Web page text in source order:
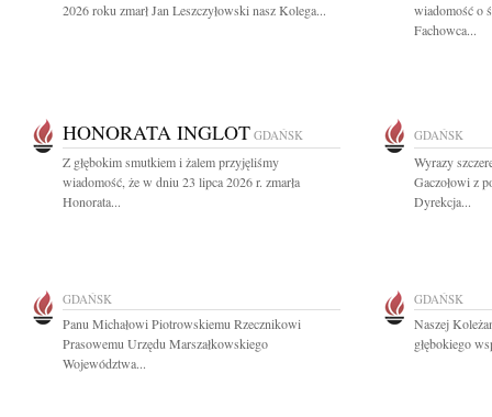
2026 roku zmarł Jan Leszczyłowski nasz Kolega...
wiadomość o
Fachowca...
HONORATA INGLOT GDAŃSK
Z głębokim smutkiem i żalem przyjęliśmy
wiadomość, że w dniu 23 lipca 2026 r. zmarła
Honorata...
GDAŃSK
Wyrazy
Gaczołowi z
Dyrekcja...
GDAŃSK
Panu Michałowi Piotrowskiemu Rzecznikowi
Prasowemu Urzędu Marszałkowskiego
Województwa...
GDAŃSK
Naszej
głębokiego